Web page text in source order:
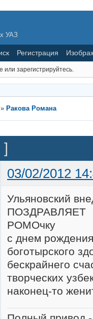
УАЗ
Регистрация
или зарегистрируйтесь.
» Ракова Романа
03/02/2012
Ульяновский
ПОЗДРАВЛЯЕТ
РОМОчку
с днем
боготырского
бескрайнего
творческих
наконец-то